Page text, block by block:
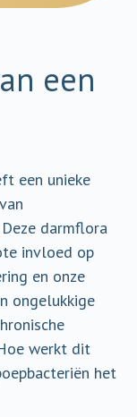
een
een unieke
darmflora
invloed op
en onze
ongelukkige
werkt dit
het